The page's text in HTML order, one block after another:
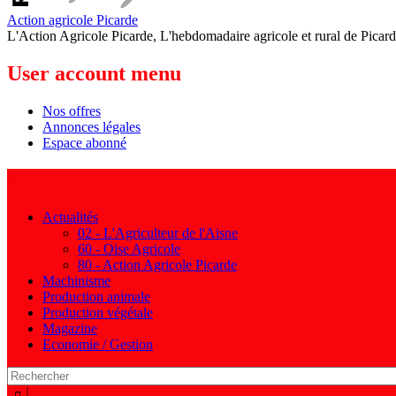
Action agricole Picarde
L'Action Agricole Picarde, L'hebdomadaire agricole et rural de
User account menu
Nos offres
Annonces légales
Espace abonné
Actualités
02 - L'Agriculteur de l'Aisne
60 - Oise Agricole
80 - Action Agricole Picarde
Machinisme
Production animale
Production végétale
Magazine
Economie / Gestion